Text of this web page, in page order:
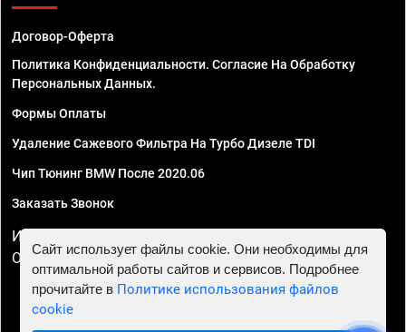
Договор-Оферта
Политика Конфиденциальности. Согласие На Обработку
Персональных Данных.
Формы Оплаты
Удаление Сажевого Фильтра На Турбо Дизеле TDI
Чип Тюнинг BMW После 2020.06
Заказать Звонок
ИП Смирнов Георгий Павлович. ИНН 781302555843,
ОГРНИП 324470400032610
Сайт использует файлы cookie. Они необходимы для
оптимальной работы сайтов и сервисов. Подробнее
прочитайте в Политике использования файлов
cookie